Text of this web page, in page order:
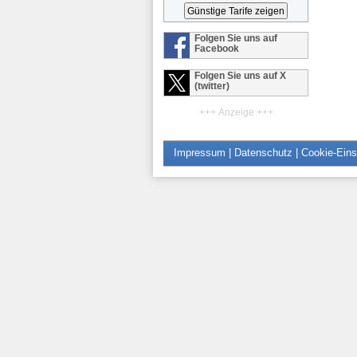
Folgen Sie uns auf
Facebook
Folgen Sie uns auf X
(twitter)
+++ Anzeige +++
Impressum Datenschutz Cookie-